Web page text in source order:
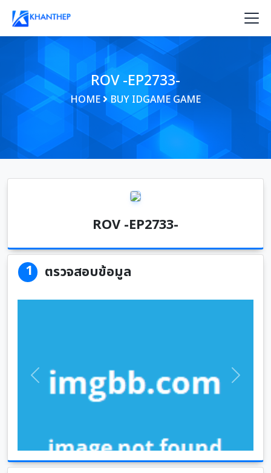
ROV -EP2733-
HOME BUY IDGAME GAME
ROV -EP2733-
1 ตรวจสอบข้อมูล
Previous Next